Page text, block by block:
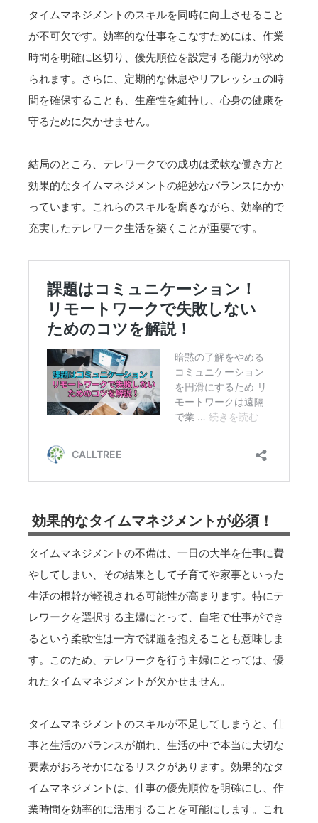
タイムマネジメントのスキルを同時に向上させること
が不可欠です。効率的な仕事をこなすためには、作業
時間を明確に区切り、優先順位を設定する能力が求め
られます。さらに、定期的な休息やリフレッシュの時
間を確保することも、生産性を維持し、心身の健康を
守るために欠かせません。
結局のところ、テレワークでの成功は柔軟な働き方と
効果的なタイムマネジメントの絶妙なバランスにかか
っています。これらのスキルを磨きながら、効率的で
充実したテレワーク生活を築くことが重要です。
効果的なタイムマネジメントが必須！
タイムマネジメントの不備は、一日の大半を仕事に費
やしてしまい、その結果として子育てや家事といった
生活の根幹が軽視される可能性が高まります。特にテ
レワークを選択する主婦にとって、自宅で仕事ができ
るという柔軟性は一方で課題を抱えることも意味しま
す。このため、テレワークを行う主婦にとっては、優
れたタイムマネジメントが欠かせません。
タイムマネジメントのスキルが不足してしまうと、仕
事と生活のバランスが崩れ、生活の中で本当に大切な
要素がおろそかになるリスクがあります。効果的なタ
イムマネジメントは、仕事の優先順位を明確にし、作
業時間を効率的に活用することを可能にします。これ